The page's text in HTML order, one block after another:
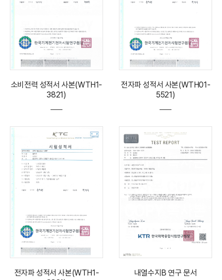
소비전력 성적서 사본(WTH1-
3821)
전자파 성적서 사본(WTH01-
5521)
전자파 성적서 사본(WTH1-
내열수지B 연구 문서